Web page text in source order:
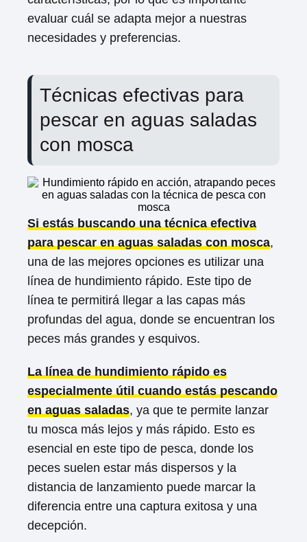
evaluar cuál se adapta mejor a nuestras
necesidades y preferencias.
Técnicas efectivas para
pescar en aguas saladas
con mosca
Si estás buscando una técnica efectiva
para pescar en aguas saladas con mosca,
una de las mejores opciones es utilizar una
línea de hundimiento rápido. Este tipo de
línea te permitirá llegar a las capas más
profundas del agua, donde se encuentran los
peces más grandes y esquivos.
La línea de hundimiento rápido es
especialmente útil cuando estás pescando
en aguas saladas, ya que te permite lanzar
tu mosca más lejos y más rápido. Esto es
esencial en este tipo de pesca, donde los
peces suelen estar más dispersos y la
distancia de lanzamiento puede marcar la
diferencia entre una captura exitosa y una
decepción.